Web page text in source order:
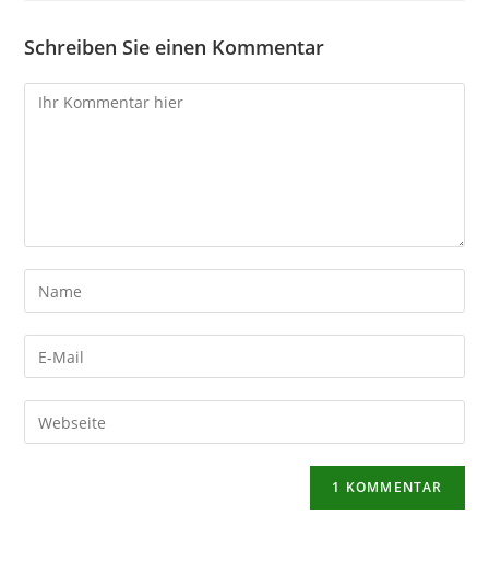
Schreiben Sie einen Kommentar
Kommentare
Gib
deinen
Namen
oder
zum
Kommentieren
Gib
deine
E-
Mail-
Gib
deine